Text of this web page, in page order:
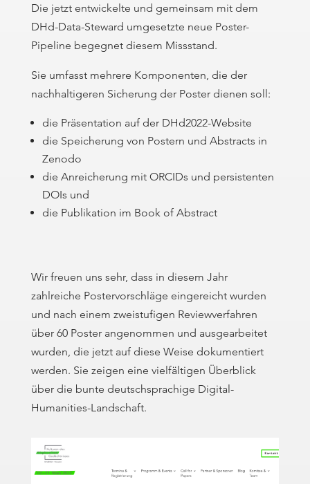
Die jetzt entwickelte und gemeinsam mit dem
DHd-Data-Steward umgesetzte neue Poster-
Pipeline begegnet diesem Missstand.
Sie umfasst mehrere Komponenten, die der
nachhaltigeren Sicherung der Poster dienen soll:
die Präsentation auf der DHd2022-Website
die Speicherung von Postern und Abstracts in
Zenodo
die Anreicherung mit ORCIDs und persistenten
DOIs und
die Publikation im Book of Abstract
Wir freuen uns sehr, dass in diesem Jahr
zahlreiche Postervorschläge eingereicht wurden
und nach einem zweistufigen Reviewverfahren
über 60 Poster angenommen und ausgearbeitet
wurden, die jetzt auf diese Weise dokumentiert
werden. Sie zeigen eine vielfältigen Überblick
über die bunte deutschsprachige Digital-
Humanities-Landschaft.